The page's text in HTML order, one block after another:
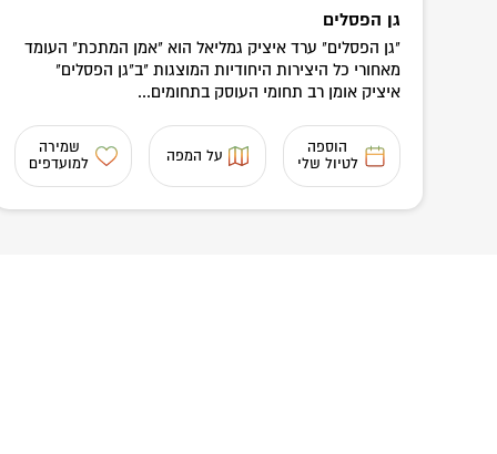
גן הפסלים
"גן הפסלים" ערד איציק גמליאל הוא "אמן המתכת" העומד
מאחורי כל היצירות היחודיות המוצגות "ב"גן הפסלים"
איציק אומן רב תחומי העוסק בתחומים...
הוספה
לטיול שלי
על המפה
שמירה
למועדפים